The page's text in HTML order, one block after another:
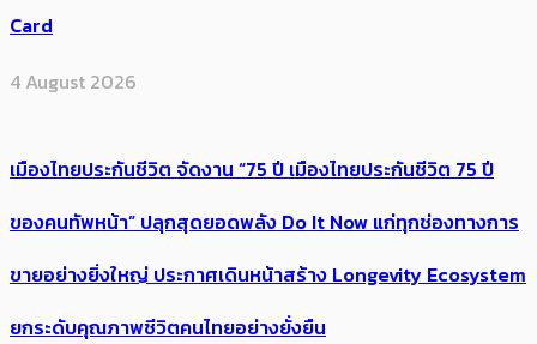
Card
4 August 2026
เมืองไทยประกันชีวิต จัดงาน “75 ปี เมืองไทยประกันชีวิต 75 ปี
ของคนทัพหน้า” ปลุกสุดยอดพลัง Do It Now แก่ทุกช่องทางการ
ขายอย่างยิ่งใหญ่ ประกาศเดินหน้าสร้าง Longevity Ecosystem
ยกระดับคุณภาพชีวิตคนไทยอย่างยั่งยืน